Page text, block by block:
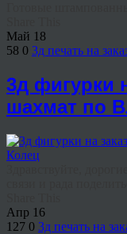
Май 18
58 0 3д печать на
3д фигурки
шахмат по
Апр 16
127 0 3д печать на